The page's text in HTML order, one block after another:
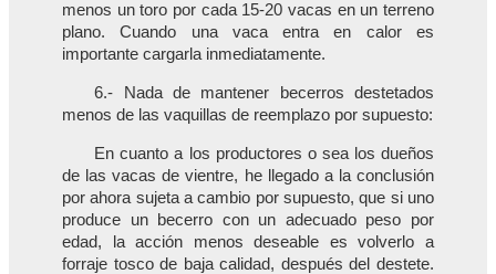
menos un toro por cada 15-20 vacas en un terreno
plano. Cuando una vaca entra en calor es
importante cargarla inmediatamente.
6.- Nada de mantener becerros destetados
menos de las vaquillas de reemplazo por supuesto:
En cuanto a los productores o sea los dueños
de las vacas de vientre, he llegado a la conclusión
por ahora sujeta a cambio por supuesto, que si uno
produce un becerro con un adecuado peso por
edad, la acción menos deseable es volverlo a
forraje tosco de baja calidad, después del destete.